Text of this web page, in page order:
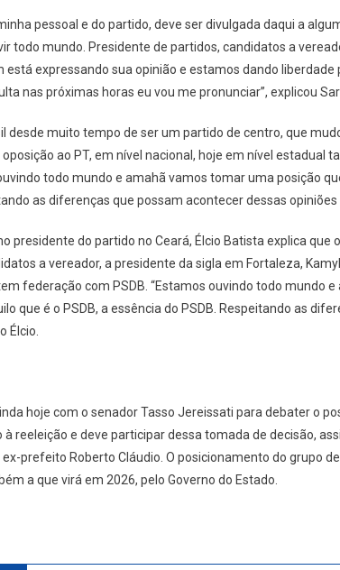
pessoal e do partido, deve ser divulgada daqui a
todo mundo. Presidente de partidos, candidatos a
está expressando sua opinião e estamos dando liberdade
nas próximas horas eu vou me pronunciar”, explicou
desde muito tempo de ser um partido de centro, que
ao PT, em nível nacional, hoje em nível estadual
todo mundo e amahã vamos tomar uma posição
as diferenças que possam acontecer dessas
presidente do partido no Ceará, Élcio Batista explica que
a vereador, a presidente da sigla em Fortaleza,
federação com PSDB. “Estamos ouvindo todo mundo
que é o PSDB, a essência do PSDB. Respeitando as
Élcio.
hoje com o senador Tasso Jereissati para debater o
reeleição e deve participar dessa tomada de decisão,
prefeito Roberto Cláudio. O posicionamento do grupo
a que virá em 2026, pelo Governo do Estado.